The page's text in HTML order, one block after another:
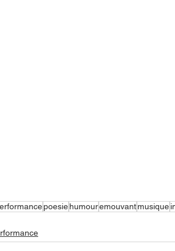
poesiehumouremouvantmusique